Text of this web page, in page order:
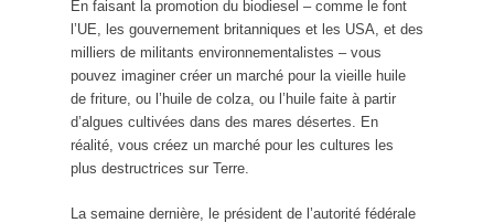
En faisant la promotion du biodiesel – comme le font
l’UE, les gouvernement britanniques et les USA, et des
milliers de militants environnementalistes – vous
pouvez imaginer créer un marché pour la vieille huile
de friture, ou l’huile de colza, ou l’huile faite à partir
d’algues cultivées dans des mares désertes. En
réalité, vous créez un marché pour les cultures les
plus destructrices sur Terre.
La semaine dernière, le président de l’autorité fédérale